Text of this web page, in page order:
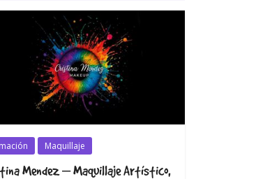
Maquillaje
Mendez – Maquillaje Artístico,